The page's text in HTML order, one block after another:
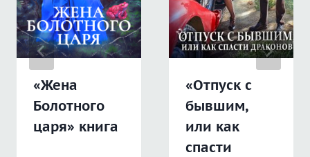
«Жена
Болотного
царя» книга
«Отпуск с
бывшим,
или как
спасти